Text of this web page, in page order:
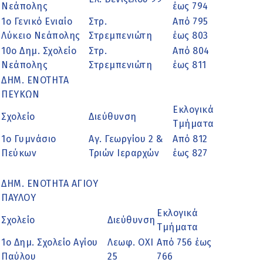
Νεάπολης
έως 794
1ο Γενικό Ενιαίο
Λύκειο Νεάπολης
Στρ.
Στρεμπενιώτη
Από 795
έως 803
10ο Δημ. Σχολείο
Νεάπολης
Στρ.
Στρεμπενιώτη
Από 804
έως 811
ΔΗΜ. ΕΝΟΤΗΤΑ
ΠΕΥΚΩΝ
Σχολείο
Διεύθυνση
Εκλογικά
Τμήματα
1ο Γυμνάσιο
Πεύκων
Αγ. Γεωργίου 2 &
Τριών Ιεραρχών
Από 812
έως 827
ΔΗΜ. ΕΝΟΤΗΤΑ ΑΓΙΟΥ
ΠΑΥΛΟΥ
Σχολείο
Διεύθυνση
Εκλογικά
Τμήματα
1ο Δημ. Σχολείο Αγίου
Παύλου
Λεωφ. ΟΧΙ
25
Από 756 έως
766